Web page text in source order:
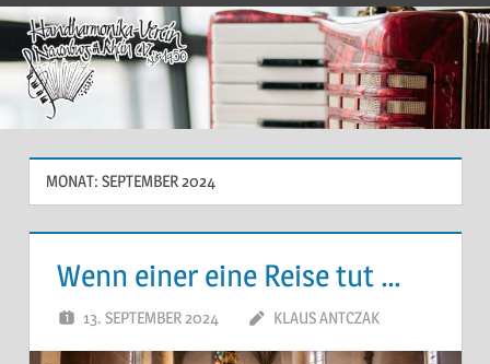
MONAT: SEPTEMBER 2024
Wenn einer eine Reise tut …
13. SEPTEMBER 2024 KLAUS ANTCZAK